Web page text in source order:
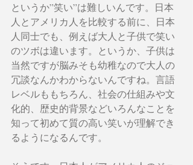
というか”笑い”は難しいんです。日本
人とアメリカ人を比較する前に、日本
人同士でも、例えば大人と子供で笑い
のツボは違います。というか、子供は
当然ですが脳みそも幼稚なので大人の
冗談なんかわからないんですね。言語
レベルももちろん、社会の仕組みや文
化的、歴史的背景などいろんなことを
知って初めて質の高い笑いが理解でき
るようになるんです。